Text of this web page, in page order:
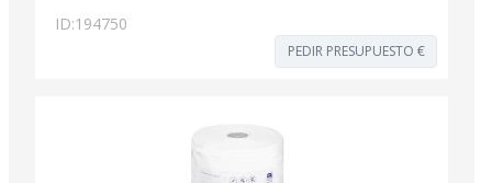
ID:194750
PEDIR PRESUPUESTO €